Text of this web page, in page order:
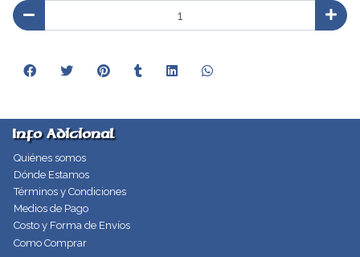
Info Adicional
Quiénes somos
Dónde Estamos
Términos y Condiciones
Medios de Pago
Costo y Forma de Envíos
Como Comprar